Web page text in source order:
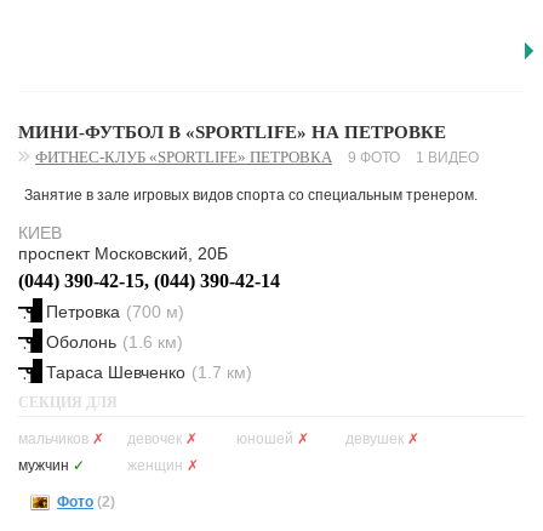
МИНИ-ФУТБОЛ В «SPORTLIFE» НА ПЕТРОВКЕ
ФИТНЕС-КЛУБ «SPORTLIFE» ПЕТРОВКА 9 ФОТО 1 ВИДЕО
Занятие в зале игровых видов спорта со специальным тренером.
КИЕВ
проспект Московский, 20Б
(044) 390-42-15, (044) 390-42-14
Петровка (700 м)
Оболонь (1.6 км)
Тараса Шевченко (1.7 км)
СЕКЦИЯ ДЛЯ
мальчиков ✗ девочек ✗ юношей ✗ девушек ✗
мужчин ✓ женщин ✗
Фото (2)